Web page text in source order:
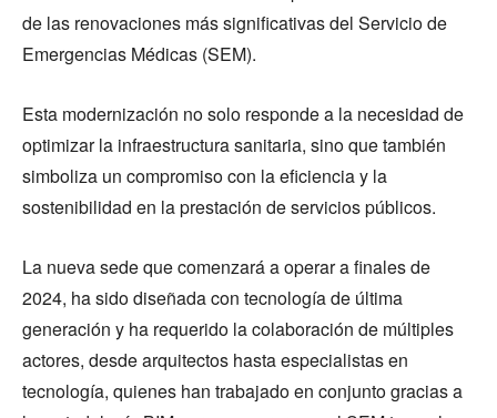
de las renovaciones más significativas del Servicio de
Emergencias Médicas (SEM).
Esta modernización no solo responde a la necesidad de
optimizar la infraestructura sanitaria, sino que también
simboliza un compromiso con la eficiencia y la
sostenibilidad en la prestación de servicios públicos.
La nueva sede que comenzará a operar a finales de
2024, ha sido diseñada con tecnología de última
generación y ha requerido la colaboración de múltiples
actores, desde arquitectos hasta especialistas en
tecnología, quienes han trabajado en conjunto gracias a